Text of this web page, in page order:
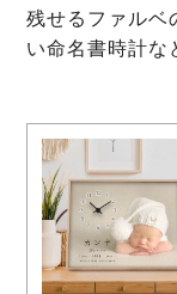
残せるファルベ
い命名書時計な